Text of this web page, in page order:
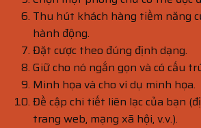
Thu hút khách hàng tiềm năng
hành động.
Đặt cược theo đúng định dạng.
Giữ cho nó ngắn gọn và có cấu
Minh họa và cho ví dụ minh họa.
Đề cập chi tiết liên lạc của bạn
trang web, mạng xã hội, v.v.).